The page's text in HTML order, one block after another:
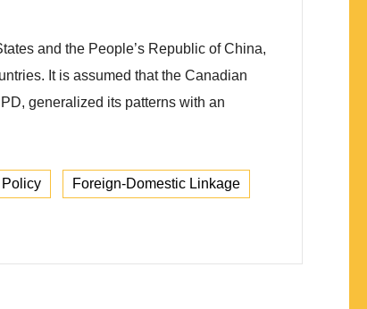
and the People’s Republic of China,
It is assumed that the Canadian
generalized its patterns with an
Foreign-Domestic Linkage